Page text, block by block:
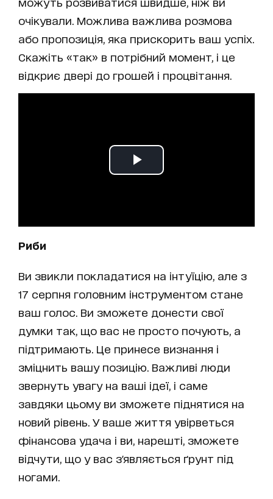
очікували. Можлива важлива розмова
або пропозиція, яка прискорить ваш успіх.
Скажіть «так» в потрібний момент, і це
відкриє двері до грошей і процвітання.
Риби
Ви звикли покладатися на інтуїцію, але з
17 серпня головним інструментом стане
ваш голос. Ви зможете донести свої
думки так, що вас не просто почують, а
підтримають. Це принесе визнання і
зміцнить вашу позицію. Важливі люди
звернуть увагу на ваші ідеї, і саме
завдяки цьому ви зможете піднятися на
новий рівень. У ваше життя увірветься
фінансова удача і ви, нарешті, зможете
відчути, що у вас з'являється ґрунт під
ногами.